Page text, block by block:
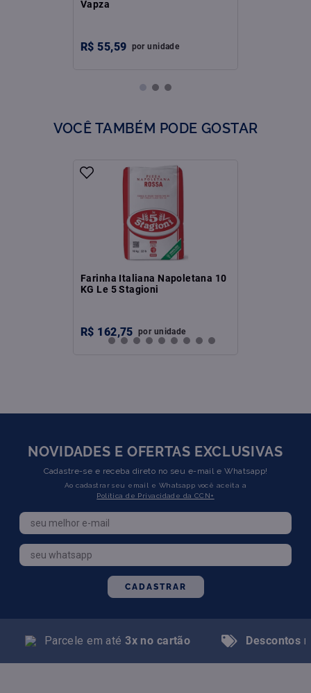
Vapza
R$ 55,59 porunidade
VOCÊ TAMBÉM PODE GOSTAR
Farinha Italiana Napoletana 10
KG Le 5 Stagioni
R$ 162,75 por unidade
NOVIDADES E OFERTAS EXCLUSIVAS
Cadastre-se e receba direto no seu e-mail e Whatsapp!
Ao cadastrar seu email e Whatsapp você aceita a
Política de Privacidade da CCN+
CADASTRAR
Parcele em até3x no cartão Descontos